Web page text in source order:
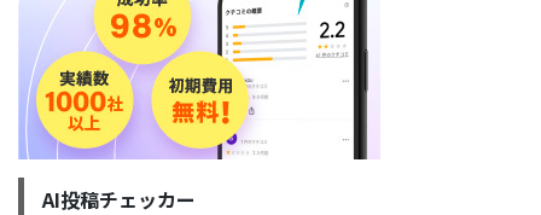
AI投稿チェッカー